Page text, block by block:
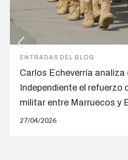
ENTRADAS DEL BLOG
Carlos Echeverría analiza
Independiente el refuerzo
militar entre Marruecos y
27/04/2026